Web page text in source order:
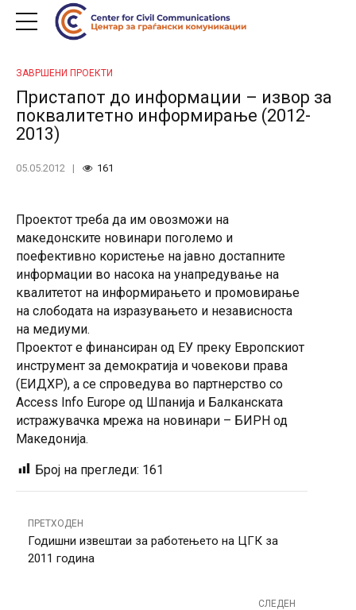
ЗАВРШЕНИ ПРОЕКТИ
Пристапот до информации – извор за
поквалитетно информирање (2012-
2013)
05.05.2012 161
Проектот треба да им овозможи на
македонските новинари поголемо и
поефективно користење на јавно достапните
информации во насока на унапредување на
квалитетот на информирањето и промовирање
на слободата на изразувањето и независноста
на медиуми.
Проектот е финансиран од ЕУ преку Европскиот
инструмент за демократија и човекови права
(ЕИДХР), а се спроведува во партнерство со
Access Info Europe од Шпанија и Балканската
истражувачка мрежа на новинари – БИРН од
Македонија.
Број на прегледи: 161
ПРЕТХОДЕН
Годишни извештаи за работењето на ЦГК за
2011 година
СЛЕДЕН